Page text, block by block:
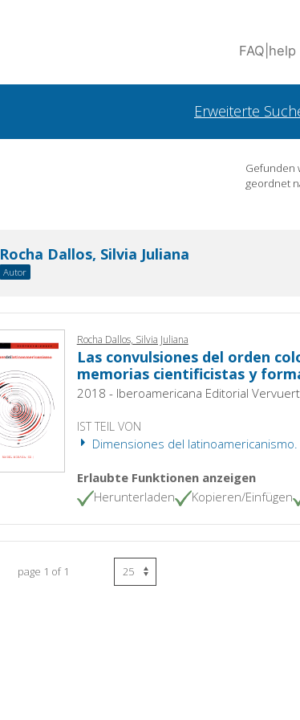
FAQ help
Erweiterte
Gefunden
geordnet
Rocha Dallos, Silvia Juliana
Autor
Rocha Dallos, Silvia Juliana
Las convulsiones del orden
memorias cientificistas y
2018 - Iberoamericana Editorial Vervuert
IST TEIL VON
Dimensiones del
Erlaubte Funktionen anzeigen
Herunterladen
Kopieren/Einfügen
page 1 of 1